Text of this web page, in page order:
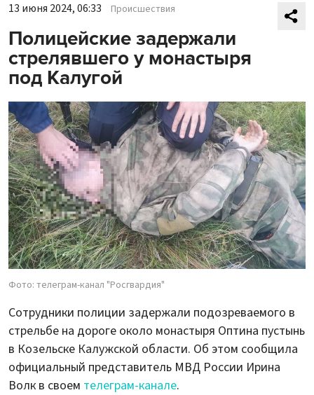
13 июня 2024, 06:33 Происшествия
Полицейские задержали
стрелявшего у монастыря
под Калугой
Фото: телеграм-канал "Росгвардия"
Сотрудники полиции задержали подозреваемого в
стрельбе на дороге около монастыря Оптина пустынь
в Козельске Калужской области. Об этом сообщила
официальный представитель МВД России Ирина
Волк в своем телеграм-канале.